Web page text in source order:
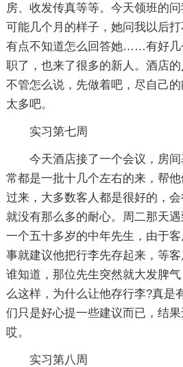
房、收发传真等等。今天领班的
可能几个月的样子，她问我以后
有点不知道怎么回答她……有好几
职了，也来了很多的新人。酒店的
不管怎么说，先做着吧，尽自己
太多吧。
实习第七周
今天酒店接了一个会议，房
常都是一批十几个左右的来，帮
过来，大多数客人都是很好的，
就没有那么多的耐心。周二那天遇
一个五十多岁的中年先生，由于
事就建议他把行李先存起来，等客
谁知道，那位先生突然就大发脾
么这样，为什么让他存行李?真是
们只是好心提一些建议而已，结果
哎。
实习第八周